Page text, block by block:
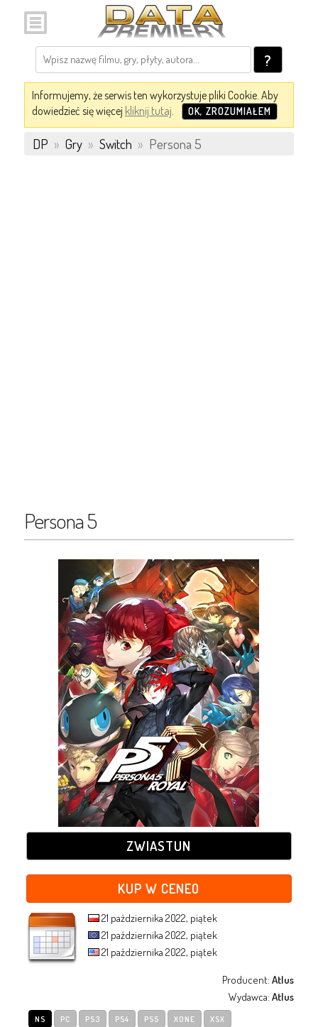
?
Informujemy, że serwis ten wykorzystuje pliki Cookie. Aby
dowiedzieć się więcej kliknij tutaj. OK, ZROZUMIAŁEM
DP » Gry » Switch » Persona 5
Persona 5
ZWIASTUN
KUP W CENEO
21 października 2022, piątek
21 października 2022, piątek
21 października 2022, piątek
Producent:Atlus
Wydawca:Atlus
NS PC PS3 PS4 PS5 XONE XSX